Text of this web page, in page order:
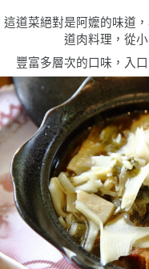
這道菜絕對是阿嬤的味道
道肉料理，從
豐富多層次的口味，入